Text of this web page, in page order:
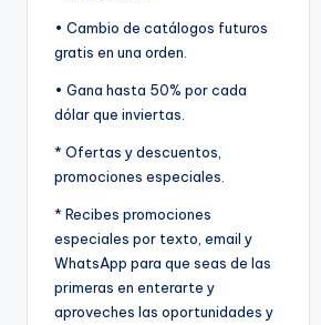
• Cambio de catálogos futuros
gratis en una orden.
• Gana hasta 50% por cada
dólar que inviertas.
* Ofertas y descuentos,
promociones especiales.
* Recibes promociones
especiales por texto, email y
WhatsApp para que seas de las
primeras en enterarte y
aproveches las oportunidades y